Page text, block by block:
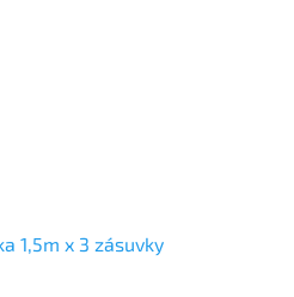
1,5m x 3 zásuvky